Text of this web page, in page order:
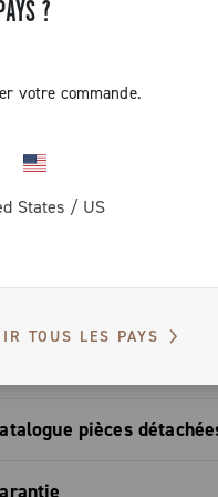
?
votre commande.
States / US
TOUS LES PAYS
Cuvettes Qck-Tech /
Torque+pièces
Catalogue pièces